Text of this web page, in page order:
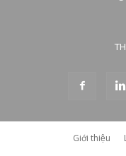
Giới thiệu